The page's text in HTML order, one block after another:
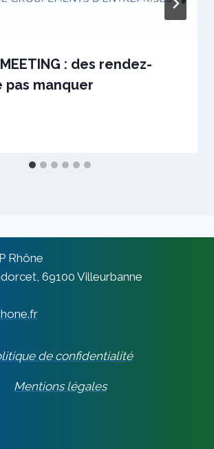
: des rendez-
pas manquer
Rhône
69100 Villeurbanne
de confidentialité
Mentions légales